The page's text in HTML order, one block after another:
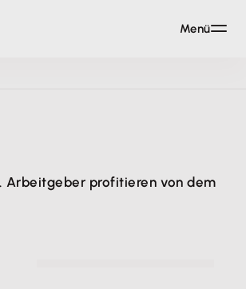
Arbeitgeber profitieren von dem
Menü